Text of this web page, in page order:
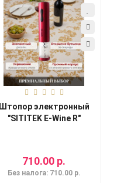
Штопор электронный
"SITITEK E-Wine R"
710.00 р.
Без налога: 710.00 р.